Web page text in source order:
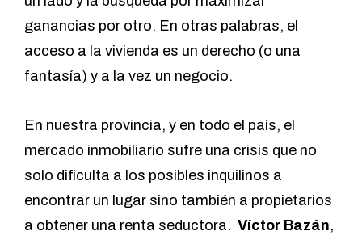
ganancias por otro. En otras palabras, el
acceso a la vivienda es un derecho (o una
fantasía) y a la vez un negocio.
En nuestra provincia, y en todo el país, el
mercado inmobiliario sufre una crisis que no
solo dificulta a los posibles inquilinos a
encontrar un lugar sino también a propietarios
a obtener una renta seductora. Víctor Bazán,